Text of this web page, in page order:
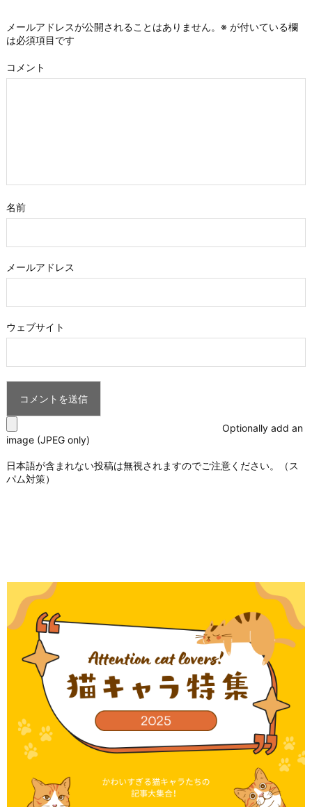
メールアドレスが公開されることはありません。 ※ が付いている欄
は必須項目です
コメント
名前
メールアドレス
ウェブサイト
Optionally add an
image (JPEG only)
日本語が含まれない投稿は無視されますのでご注意ください。（ス
パム対策）